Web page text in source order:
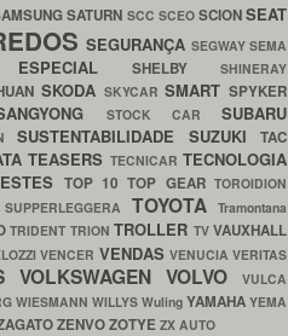
SATURN SCC SCEO SCIONSEAT
SEGURANÇA SEGWAYSEMA
ESPECIAL SHELBY SHINERAY
SKODA SKYCARSMART SPYKER
STOCK CAR SUBARU
SUSTENTABILIDADE SUZUKITAC
TEASERS TECNICAR TECNOLOGIA
TOP 10TOP GEARTOROIDION
TOYOTATramontana
TRIDENT TRIONTROLLER TVVAUXHALL
VENCER VENDAS VENUCIAVERITAS
VOLKSWAGEN VOLVO
VULCA
WIESMANN WILLYS Wuling YAMAHA YEMA
ZENVOZOTYE ZX AUTO